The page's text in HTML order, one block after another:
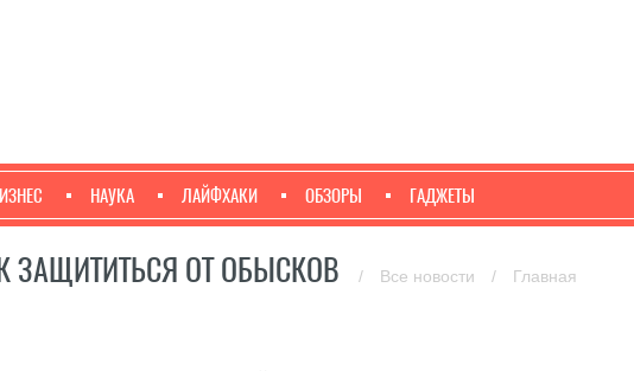
НАУКА ЛАЙФХАКИ ОБЗОРЫ ГАДЖЕТЫ
ЗАЩИТИТЬСЯ ОТ ОБЫСКОВ / Все новости / Главная